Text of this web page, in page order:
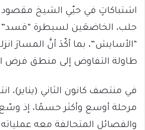
اشتباكاتٍ في حيّي الشيخ مقصود
حلب، الخاضعَين لسيطرة
“الأسايش”، بما أكّدَ أنَّ المسارَ
طاولة التفاوض إلى منطق فرض
في منتصف كانون الثاني (يناير)،
مرحلة أوسع وأكثر حسمًا، إذ
والفصائل المتحالفة معه